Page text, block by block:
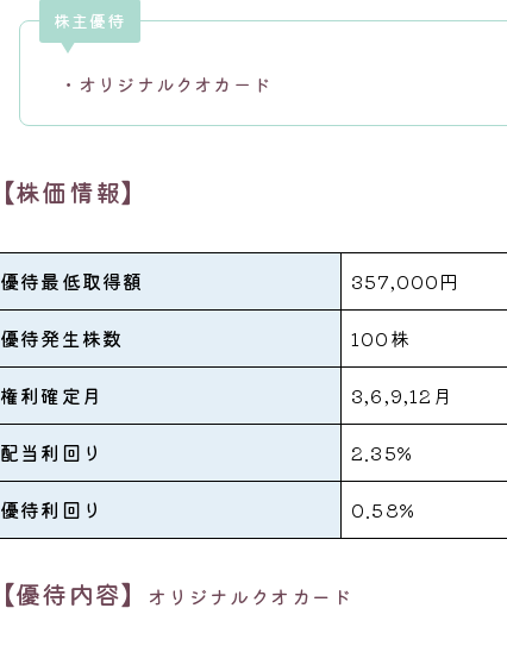
株主優待
・オリジナルクオカード
【株価情報】
優待最低取得額
357,000円
優待発生株数
100株
権利確定月
3,6,9,12月
配当利回り
2.35%
優待利回り
0.58%
【優待内容】 オリジナルクオカード